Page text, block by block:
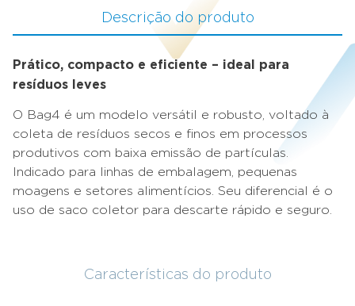
Descrição do produto
Características do produto
Prático, compacto e eficiente – ideal para
resíduos leves
O Bag4 é um modelo versátil e robusto, voltado à
coleta de resíduos secos e finos em processos
produtivos com baixa emissão de partículas.
Indicado para linhas de embalagem, pequenas
moagens e setores alimentícios. Seu diferencial é o
uso de saco coletor para descarte rápido e seguro.